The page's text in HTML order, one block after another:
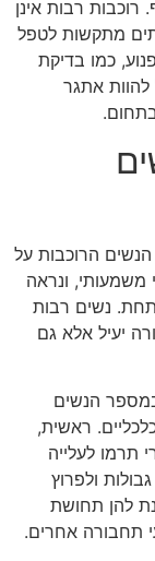
רוכבות רבות אינן
מתקשות לטפל
כמו בדיקת
להוות אתגר
הרוכבות על
משמעותי, ונראה
נשים רבות
יעיל אלא גם
הנשים
ראשית,
תרמו לעלייה
ולפרוץ
להן תחושת
תחבורה אחרים.